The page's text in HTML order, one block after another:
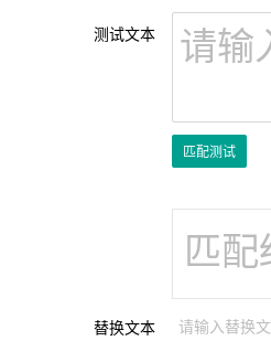
测试文本
匹配测试
匹
替换文本